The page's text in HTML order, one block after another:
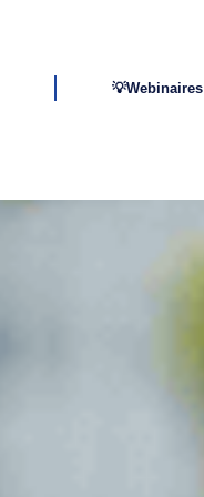
💡Webinaires